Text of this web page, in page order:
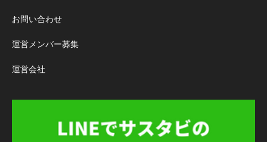
お問い合わせ
運営メンバー募集
運営会社